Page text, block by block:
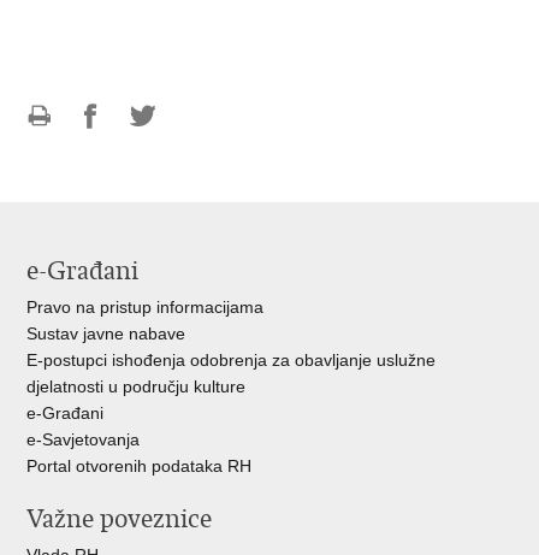
e-Građani
Pravo na pristup informacijama
Sustav javne nabave
E-postupci ishođenja odobrenja za obavljanje uslužne
djelatnosti u području kulture
e-Građani
e-Savjetovanja
Portal otvorenih podataka RH
Važne poveznice